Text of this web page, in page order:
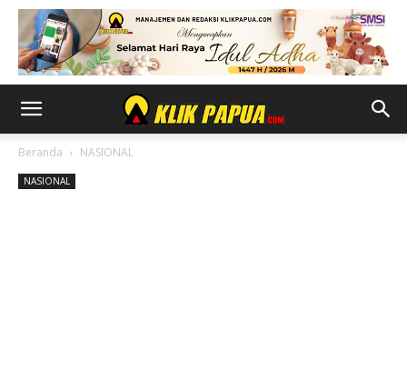
Beranda NASIONAL
NASIONAL